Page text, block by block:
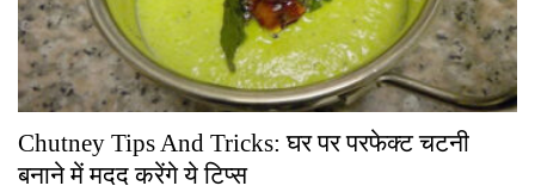
Chutney Tips And Tricks: घर पर परफेक्ट चटनी
बनाने में मदद करेंगे ये टिप्स